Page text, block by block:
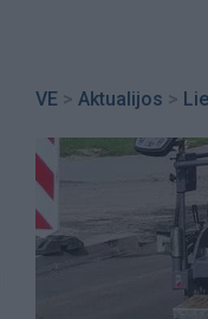
VE > Aktualijos >